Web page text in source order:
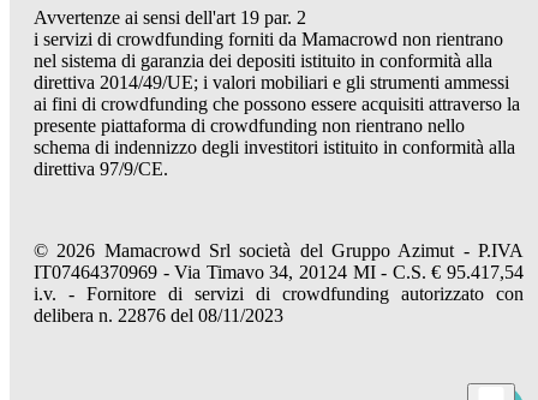
Avvertenze ai sensi dell'art 19 par. 2
i servizi di crowdfunding forniti da Mamacrowd non rientrano
nel sistema di garanzia dei depositi istituito in conformità alla
direttiva 2014/49/UE; i valori mobiliari e gli strumenti ammessi
ai fini di crowdfunding che possono essere acquisiti attraverso la
presente piattaforma di crowdfunding non rientrano nello
schema di indennizzo degli investitori istituito in conformità alla
direttiva 97/9/CE.
© 2026 Mamacrowd Srl società del Gruppo Azimut - P.IVA
IT07464370969 - Via Timavo 34, 20124 MI - C.S. € 95.417,54
i.v. - Fornitore di servizi di crowdfunding autorizzato con
delibera n. 22876 del 08/11/2023